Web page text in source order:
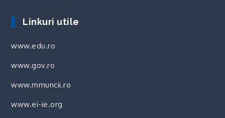
Linkuri utile
www.edu.ro
www.gov.ro
www.mmuncii.ro
www.ei-ie.org